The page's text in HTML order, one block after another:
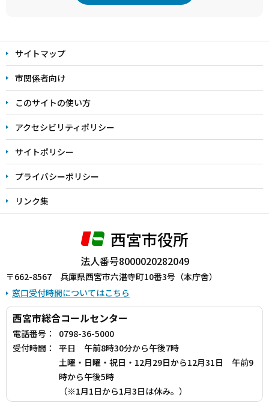
文
こ
こ
ま
で
サイトマップ
市関係者向け
このサイトの使い方
アクセシビリティポリシー
サイトポリシー
プライバシーポリシー
リンク集
西宮市役所
法人番号8000020282049
〒662-8567 兵庫県西宮市六湛寺町10番3号（本庁舎）
窓口受付時間についてはこちら
西宮市総合コールセンター
電話番号：
0798-36-5000
受付時間：
平日 午前8時30分から午後7時
土曜・日曜・祝日・12月29日から12月31日 午前9
時から午後5時
（※1月1日から1月3日は休み。）